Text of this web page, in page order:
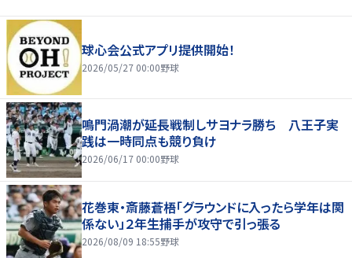
球心会公式アプリ提供開始！
2026/05/27 00:00野球
鳴門渦潮が延長戦制しサヨナラ勝ち 八王子実
践は一時同点も競り負け
2026/06/17 00:00野球
花巻東・斎藤蒼梧「グラウンドに入ったら学年は関
係ない」２年生捕手が攻守で引っ張る
2026/08/09 18:55野球